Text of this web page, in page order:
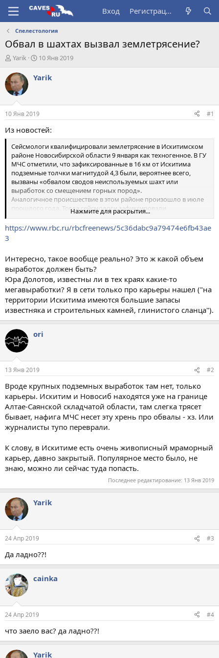
Вход Регистрация
Спелестология
Обвал в шахтах вызвал землетрясение?
А
т
о
р
т
е
м
ы
Yarik
Д
т
ч
а
л
а
10 Янв 2019
Yarik
10 Янв 2019 #1
Из новостей:
Сейсмологи квалифицировали землетрясение в Искитимском
районе Новосибирской области 9 января как техногенное. В ГУ
МЧС отметили, что зафиксированные в 16 км от Искитима
подземные толчки магнитудой 4,3 были, вероятнее всего,
вызваны «обвалом сводов неиспользуемых шахт или
выработок со смещением горных пород».
Аналогичное происшествие в этом районе произошло в июле
прошлого года. Тогда сейсмологи зафиксировали
землетрясение магнитудой 4,6 в 6,5 км от села Елбаши
Искитимского района.
Нажмите для раскрытия...
https://www.rbc.ru/rbcfreenews/5c36dabc9a79474e6fb43ae
3
Интересно, такое вообще реально? Это ж какой объем
выработок должен быть?
Юра Долотов, известны ли в тех краях какие-то
мегавыработки? Я в сети только про карьеры нашел ("на
территории Искитима имеются большие запасы
известняка и строительных камней, глинистого сланца").
ori
13 Янв 2019 #2
Вроде крупных подземных выработок там нет, только
карьеры. Искитим и Новосиб находятся уже на границе
Алтае-Саянской складчатой области, там слегка трясет
бывает, нафига МЧС несет эту хрень про обвалы - хз. Или
журналисты тупо переврали.
К слову, в Искитиме есть очень живописный мраморный
карьер, давно закрытый. Популярное место было, не
знаю, можно ли сейчас туда попасть.
Последнее редактирование: 13 Янв 2019
Yarik
24 Апр 2019 #3
Да ладно??!
cainka
24 Апр 2019 #4
что заело вас? да ладно??!
Yarik